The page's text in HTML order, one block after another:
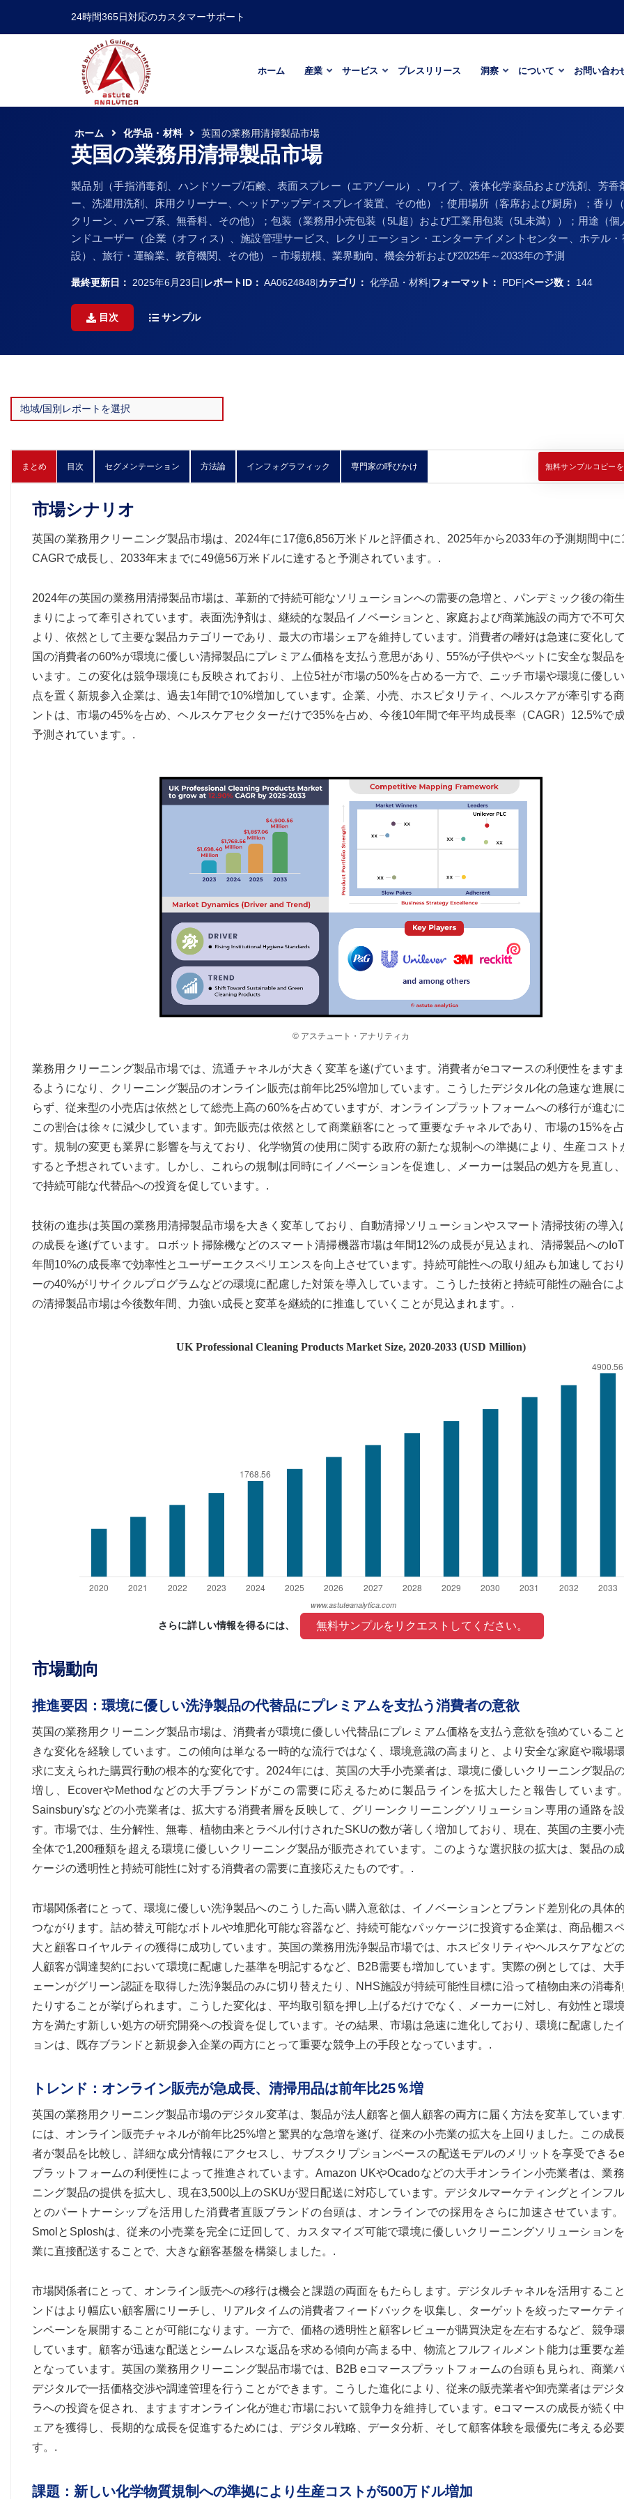
24時間365日対応のカスタマーサポート
ホーム 産業 サービス プレスリリース 洞察 について お問い合わ
ホーム 化学品・材料 英国の業務用清掃製品市場
英国の業務用清掃製品市場
製品別（手指消毒剤、ハンドソープ/石鹸、表面スプレー（エアゾール）、ワイプ、液体化学薬品および洗剤、芳
ー、洗濯用洗剤、床用クリーナー、ヘッドアップディスプレイ装置、その他）；使用場所（客席および厨房）；香り
クリーン、ハーブ系、無香料、その他）；包装（業務用小売包装（5L超）および工業用包装（5L未満））；用途（
ンドユーザー（企業（オフィス）、施設管理サービス、レクリエーション・エンターテイメントセンター、ホテル
設）、旅行・運輸業、教育機関、その他）－市場規模、業界動向、機会分析および2025年～2033年の予測
最終更新日： 2025年6月23日|レポートID： AA0624848|カテゴリ： 化学品・材料|フォーマット： PDF|ページ数： 144
目次 サンプル
まとめ 目次 セグメンテーション 方法論 インフォグラフィック 専門家の呼びかけ 無料サンプルコピー
市場シナリオ
英国の業務用クリーニング製品市場は、2024年に17億6,856万米ドルと評価され、2025年から2033年の予測期間中に
CAGRで成長し、2033年末までに49億56万米ドルに達すると予測されています。.
2024年の英国の業務用清掃製品市場は、革新的で持続可能なソリューションへの需要の急増と、パンデミック後の衛
まりによって牽引されています。表面洗浄剤は、継続的な製品イノベーションと、家庭および商業施設の両方で不可
より、依然として主要な製品カテゴリーであり、最大の市場シェアを維持しています。消費者の嗜好は急速に変化し
国の消費者の60%が環境に優しい清掃製品にプレミアム価格を支払う意思があり、55%が子供やペットに安全な製品
います。この変化は競争環境にも反映されており、上位5社が市場の50%を占める一方で、ニッチ市場や環境に優し
点を置く新規参入企業は、過去1年間で10%増加しています。企業、小売、ホスピタリティ、ヘルスケアが牽引する
ントは、市場の45%を占め、ヘルスケアセクターだけで35%を占め、今後10年間で年平均成長率（CAGR）12.5%で
予測されています。.
© アスチュート・アナリティカ
業務用クリーニング製品市場では、流通チャネルが大きく変革を遂げています。消費者がeコマースの利便性をます
るようになり、クリーニング製品のオンライン販売は前年比25%増加しています。こうしたデジタル化の急速な進展
らず、従来型の小売店は依然として総売上高の60%を占めていますが、オンラインプラットフォームへの移行が進む
この割合は徐々に減少しています。卸売販売は依然として商業顧客にとって重要なチャネルであり、市場の15%を
す。規制の変更も業界に影響を与えており、化学物質の使用に関する政府の新たな規制への準拠により、生産コスト
すると予想されています。しかし、これらの規制は同時にイノベーションを促進し、メーカーは製品の処方を見直し
で持続可能な代替品への投資を促しています。.
技術の進歩は英国の業務用清掃製品市場を大きく変革しており、自動清掃ソリューションやスマート清掃技術の導入
の成長を遂げています。ロボット掃除機などのスマート清掃機器市場は年間12%の成長が見込まれ、清掃製品への
年間10%の成長率で効率性とユーザーエクスペリエンスを向上させています。持続可能性への取り組みも加速してお
ーの40%がリサイクルプログラムなどの環境に配慮した対策を導入しています。こうした技術と持続可能性の融合に
の清掃製品市場は今後数年間、力強い成長と変革を継続的に推進していくことが見込まれます。.
さらに詳しい情報を得るには、 無料サンプルをリクエストしてください。
市場動向
推進要因：環境に優しい洗浄製品の代替品にプレミアムを支払う消費者の意欲
英国の業務用クリーニング製品市場は、消費者が環境に優しい代替品にプレミアム価格を支払う意欲を強めているこ
きな変化を経験しています。この傾向は単なる一時的な流行ではなく、環境意識の高まりと、より安全な家庭や職場
求に支えられた購買行動の根本的な変化です。2024年には、英国の大手小売業者は、環境に優しいクリーニング製品
増し、EcoverやMethodなどの大手ブランドがこの需要に応えるために製品ラインを拡大したと報告しています
Sainsbury'sなどの小売業者は、拡大する消費者層を反映して、グリーンクリーニングソリューション専用の通路を
す。市場では、生分解性、無毒、植物由来とラベル付けされたSKUの数が著しく増加しており、現在、英国の主要小
全体で1,200種類を超える環境に優しいクリーニング製品が販売されています。このような選択肢の拡大は、製品の
ケージの透明性と持続可能性に対する消費者の需要に直接応えたものです。.
市場関係者にとって、環境に優しい洗浄製品へのこうした高い購入意欲は、イノベーションとブランド差別化の具体
つながります。詰め替え可能なボトルや堆肥化可能な容器など、持続可能なパッケージに投資する企業は、商品棚ス
大と顧客ロイヤルティの獲得に成功しています。英国の業務用洗浄製品市場では、ホスピタリティやヘルスケアなど
人顧客が調達契約において環境に配慮した基準を明記するなど、B2B需要も増加しています。実際の例としては、大
ェーンがグリーン認証を取得した洗浄製品のみに切り替えたり、NHS施設が持続可能性目標に沿って植物由来の消毒
たりすることが挙げられます。こうした変化は、平均取引額を押し上げるだけでなく、メーカーに対し、有効性と環
方を満たす新しい処方の研究開発への投資を促しています。その結果、市場は急速に進化しており、環境に配慮した
ョンは、既存ブランドと新規参入企業の両方にとって重要な競争上の手段となっています。.
トレンド：オンライン販売が急成長、清掃用品は前年比25％増
英国の業務用クリーニング製品市場のデジタル変革は、製品が法人顧客と個人顧客の両方に届く方法を変革していま
には、オンライン販売チャネルが前年比25%増と驚異的な急増を遂げ、従来の小売業の拡大を上回りました。この成
者が製品を比較し、詳細な成分情報にアクセスし、サブスクリプションベースの配送モデルのメリットを享受できる
プラットフォームの利便性によって推進されています。Amazon UKやOcadoなどの大手オンライン小売業者は、業
ニング製品の提供を拡大し、現在3,500以上のSKUが翌日配送に対応しています。デジタルマーケティングとインフ
とのパートナーシップを活用した消費者直販ブランドの台頭は、オンラインでの採用をさらに加速させています
SmolとSploshは、従来の小売業を完全に迂回して、カスタマイズ可能で環境に優しいクリーニングソリューション
業に直接配送することで、大きな顧客基盤を構築しました。.
市場関係者にとって、オンライン販売への移行は機会と課題の両面をもたらします。デジタルチャネルを活用するこ
ンドはより幅広い顧客層にリーチし、リアルタイムの消費者フィードバックを収集し、ターゲットを絞ったマーケテ
ンペーンを展開することが可能になります。一方で、価格の透明性と顧客レビューが購買決定を左右するなど、競争
しています。顧客が迅速な配送とシームレスな返品を求める傾向が高まる中、物流とフルフィルメント能力は重要な
となっています。英国の業務用クリーニング製品市場では、B2B eコマースプラットフォームの台頭も見られ、商業
デジタルで一括価格交渉や調達管理を行うことができます。こうした進化により、従来の販売業者や卸売業者はデジ
ラへの投資を促され、ますますオンライン化が進む市場において競争力を維持しています。eコマースの成長が続く
ェアを獲得し、長期的な成長を促進するためには、デジタル戦略、データ分析、そして顧客体験を最優先に考える必
す。.
課題：新しい化学物質規制への準拠により生産コストが500万ドル増加